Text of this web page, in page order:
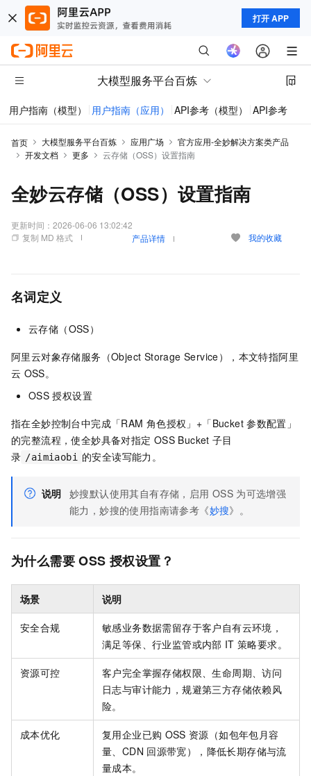
打开 APP
大模型服务平台百炼
用户指南（模型） 用户指南（应用） API参考（模型） API参考（应
首页 大模型服务平台百炼 应用广场
官方应用-全妙解决方案类产品
开发文档
更多 云存储（OSS）设置指南
全妙云存储（OSS）设置指南
更新时间： 2026-06-06 13:02:42
复制 MD 格式
产品详情 我的收藏
名词定义
云存储（OSS）
阿里云对象存储服务（Object Storage Service），本文特指阿里
云 OSS。
OSS 授权设置
指在全妙控制台中完成「RAM 角色授权」+「Bucket 参数配置」
的完整流程，使全妙具备对指定 OSS Bucket 子目
录 /aimiaobi 的安全读写能力。
说明 妙搜默认使用其自有存储，启用 OSS 为可选增强
能力，妙搜的使用指南请参考《妙搜》。
为什么需要 OSS 授权设置？
场景 说明
安全合规
敏感业务数据需留存于客户自有云环境，
满足等保、行业监管或内部 IT 策略要求。
资源可控
客户完全掌握存储权限、生命周期、访问
日志与审计能力，规避第三方存储依赖风
险。
成本优化 复用企业已购 OSS 资源（如包年包月容
量、CDN 回源带宽），降低长期存储与流
量成本。